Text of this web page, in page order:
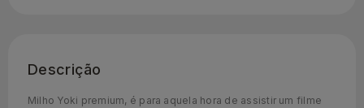
Descrição
Milho Yoki premium, é para aquela hora de assistir um filme